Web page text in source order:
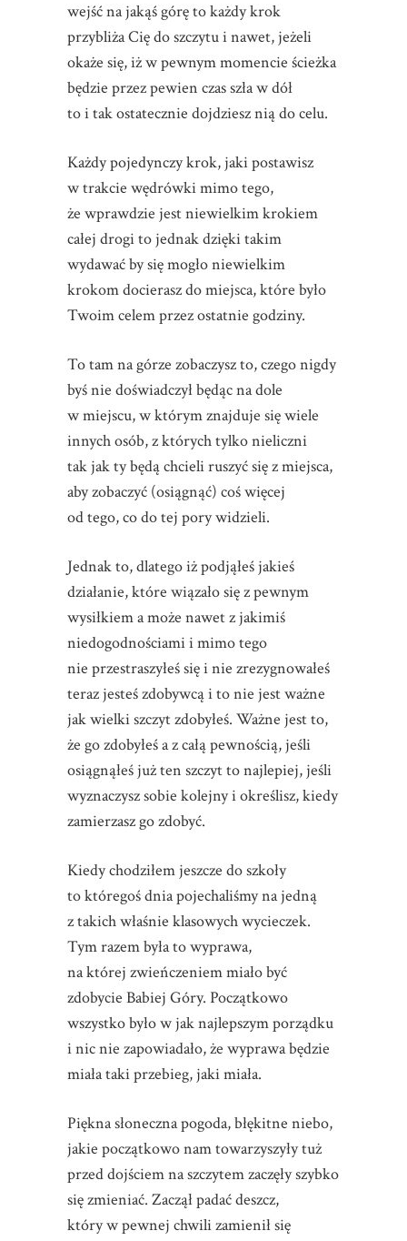
wejść na jakąś górę to każdy krok
przybliża Cię do szczytu i nawet, jeżeli
okaże się, iż w pewnym momencie ścieżka
będzie przez pewien czas szła w dół
to i tak ostatecznie dojdziesz nią do celu.
Każdy pojedynczy krok, jaki postawisz
w trakcie wędrówki mimo tego,
że wprawdzie jest niewielkim krokiem
całej drogi to jednak dzięki takim
wydawać by się mogło niewielkim
krokom docierasz do miejsca, które było
Twoim celem przez ostatnie godziny.
To tam na górze zobaczysz to, czego nigdy
byś nie doświadczył będąc na dole
w miejscu, w którym znajduje się wiele
innych osób, z których tylko nieliczni
tak jak ty będą chcieli ruszyć się z miejsca,
aby zobaczyć (osiągnąć) coś więcej
od tego, co do tej pory widzieli.
Jednak to, dlatego iż podjąłeś jakieś
działanie, które wiązało się z pewnym
wysiłkiem a może nawet z jakimiś
niedogodnościami i mimo tego
nie przestraszyłeś się i nie zrezygnowałeś
teraz jesteś zdobywcą i to nie jest ważne
jak wielki szczyt zdobyłeś. Ważne jest to,
że go zdobyłeś a z całą pewnością, jeśli
osiągnąłeś już ten szczyt to najlepiej, jeśli
wyznaczysz sobie kolejny i określisz, kiedy
zamierzasz go zdobyć.
Kiedy chodziłem jeszcze do szkoły
to któregoś dnia pojechaliśmy na jedną
z takich właśnie klasowych wycieczek.
Tym razem była to wyprawa,
na której zwieńczeniem miało być
zdobycie Babiej Góry. Początkowo
wszystko było w jak najlepszym porządku
i nic nie zapowiadało, że wyprawa będzie
miała taki przebieg, jaki miała.
Piękna słoneczna pogoda, błękitne niebo,
jakie początkowo nam towarzyszyły tuż
przed dojściem na szczytem zaczęły szybko
się zmieniać. Zaczął padać deszcz,
który w pewnej chwili zamienił się